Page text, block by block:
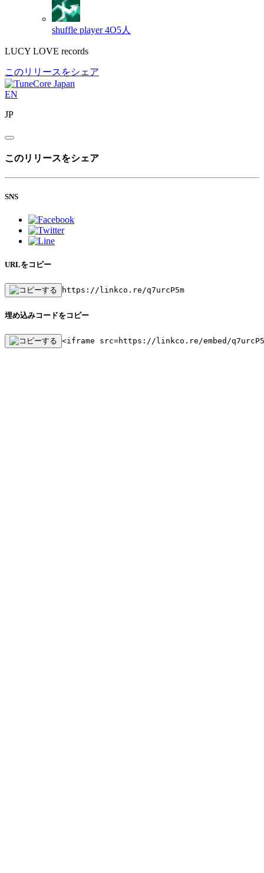
shuffle player 4O5人
LUCY LOVE records
このリリースをシェア
EN
JP
このリリースをシェア
SNS
URLをコピー
https://linkco.re/q7urcP5m
埋め込みコードをコピー
<iframe src=https://linkco.re/embed/